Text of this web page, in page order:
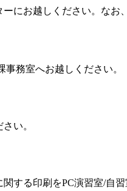
にお越しください。なお
務室へお越しください。
さい。
する印刷をPC演習室/自